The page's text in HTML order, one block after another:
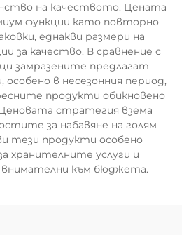
на качеството. Цената
функции като повторно
еднакви размери на
за качество. В сравнение с
замразените предлагат
особено в несезонния период,
продукти обикновено
стратегия взема
за набавяне на голям
тези продукти особено
хранителните услуги и
към бюджета.